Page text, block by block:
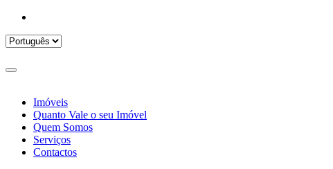
Imóveis
Quanto Vale o seu Imóvel
Quem Somos
Serviços
Contactos